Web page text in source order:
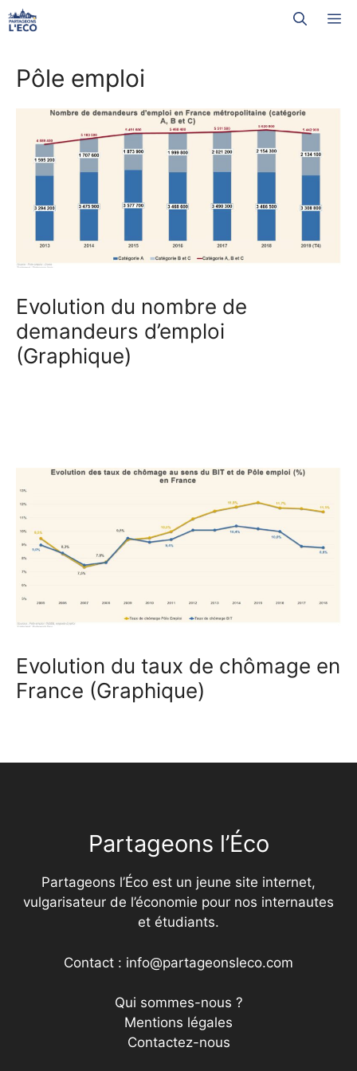
Aller
au
Pôle emploi
Evolution du nombre de
demandeurs d’emploi
(Graphique)
Evolution du taux de chômage en
France (Graphique)
Partageons l’Éco
Partageons l’Éco est un jeune site internet,
vulgarisateur de l’économie pour nos internautes
et étudiants.
Contact : info@partageonsleco.com
Qui sommes-nous ?
Mentions légales
Contactez-nous